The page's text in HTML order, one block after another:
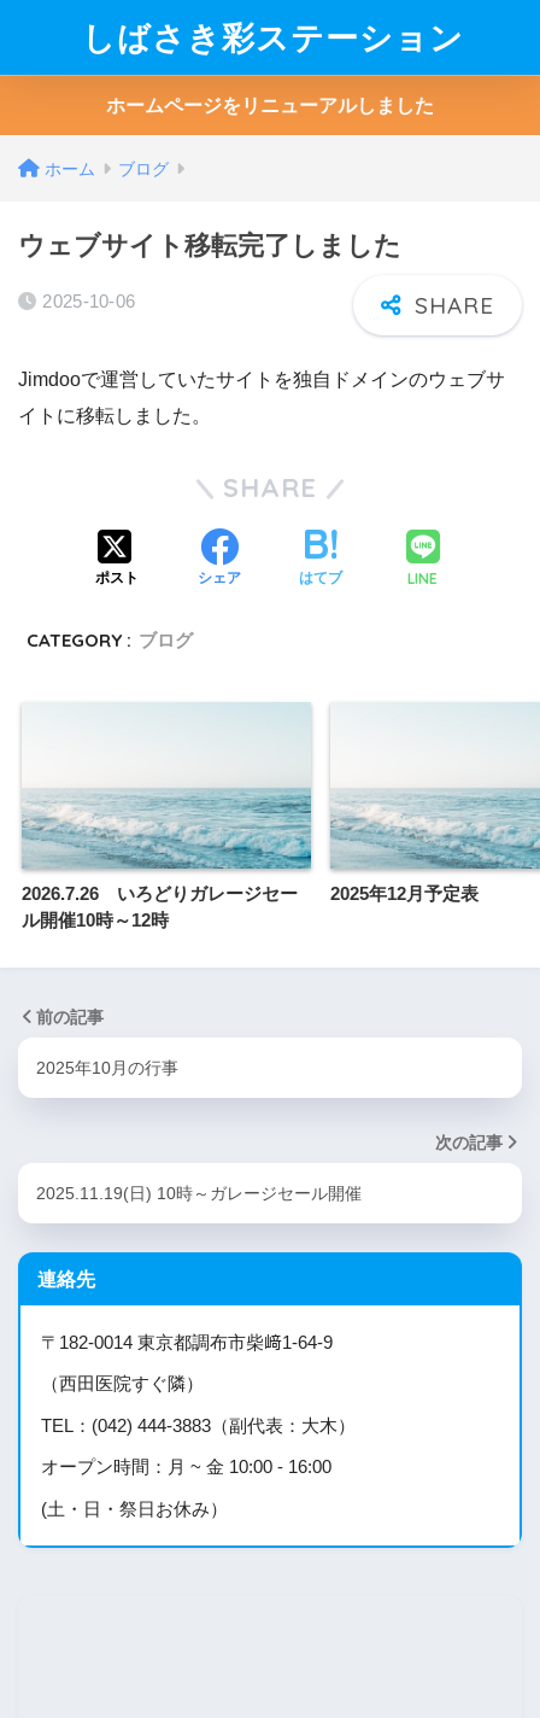
しばさき彩ステーション
ホームページをリニューアルしました
ホーム ブログ
ウェブサイト移転完了しました
2025-10-06
Jimdooで運営していたサイトを独自ドメインのウェブサ
イトに移転しました。
SHARE
ポスト シェア はてブ LINE
CATEGORY : ブログ
2026.7.26 いろどりガレージセー
ル開催10時～12時
2025年12月予定表
前の記事
2025年10月の行事
次の記事
2025.11.19(日) 10時～ガレージセール開催
連絡先
〒182-0014 東京都調布市柴﨑1-64-9
（西田医院すぐ隣）
TEL：(042) 444-3883（副代表：大木）
オープン時間：月 ~ 金 10:00 - 16:00
(土・日・祭日お休み）